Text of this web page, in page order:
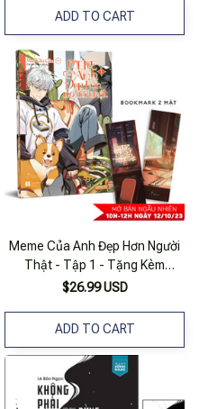
ADD TO CART
Meme Của Anh Đẹp Hơn Người
Thật - Tập 1 - Tặng Kèm
Bookmark Hai Mặt Bồi Cứng
$26.99 USD
ADD TO CART